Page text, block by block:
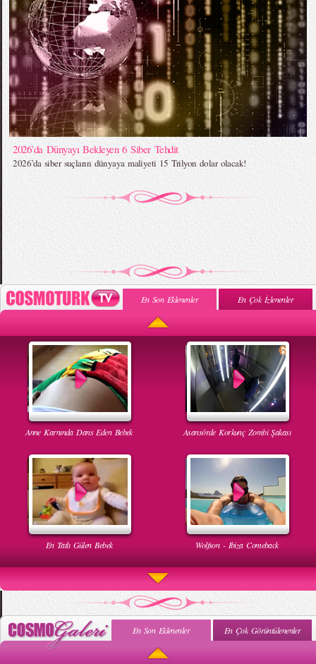
2026’da Dünyayı Bekleyen 6 Siber Tehdit
2026’da siber suçların dünyaya maliyeti 15 Trilyon dolar olacak!
En Son Eklenenler En Çok İzlenenler
Anne Karnında Dans Eden Bebek Asansörde Korkunç Zombi Şakası
En Tatlı Gülen Bebek Wolfson - Ibiza Comeback
Uyuyan Bebeğe Gangnam Dinletilirse Ne Olur
En Son Eklenenler En Çok Görüntülenenler